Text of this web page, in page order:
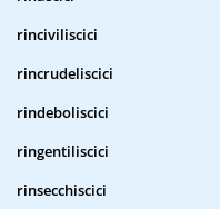
rinciviliscici
rincrudeliscici
rindeboliscici
ringentiliscici
rinsecchiscici